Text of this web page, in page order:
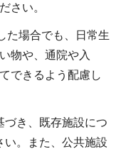
さい。
た場合でも、日常生
物や、通院や入
できるよう配慮し
づき、既存施設につ
い。また、公共施設